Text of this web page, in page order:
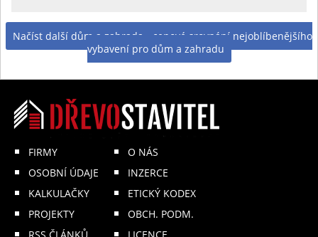
Načíst další dům a zahrada - cenové srovnání nejoblíbenějšího
vybavení pro dům a zahradu
FIRMY
OSOBNÍ ÚDAJE
KALKULAČKY
PROJEKTY
O NÁS
INZERCE
ETICKÝ KODEX
OBCH. PODM.